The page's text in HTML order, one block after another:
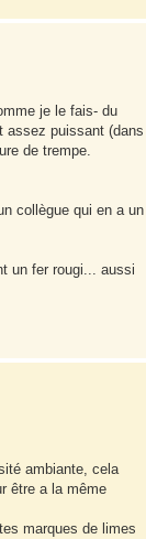
je le fais- du
assez puissant (dans
de trempe.
collègue qui en a un
un fer rougi... aussi
ambiante, cela
être a la même
marques de limes